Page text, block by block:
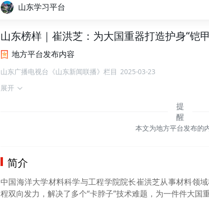
山东学习平台
山东榜样｜崔洪芝：为大国重器打造护身“铠
地方平台发布内容
山东广播电视台《山东新闻联播》栏目 2025-03-23
展开
本文为地方平台发布的
简介
中国海洋大学材料科学与工程学院院长崔洪芝从事材料领
程双向发力，解决了多个“卡脖子”技术难题，为一件件大国